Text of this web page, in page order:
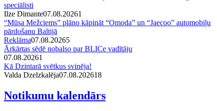
speciālisti
Ilze Dimante07.08.20261
“Mūsa Mežciems” plāno kāpināt “Omoda” un “Jaecoo” automobiļu
pārdošanu Baltijā
Reklāma07.08.20265
Ārkārtas sēdē nobalso par BLICe vadītāju
07.08.20261
Kā Dzintarā svētkus svinēja!
Valda Dzelzkalēja07.08.202618
Notikumu kalendārs